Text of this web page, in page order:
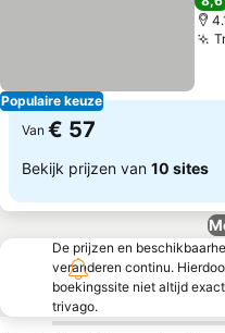
Populaire keuze
Van € 57
Bekijk prijzen van 10 sites
De prijzen en
veranderen continu.
boekingssite niet altijd
trivago.